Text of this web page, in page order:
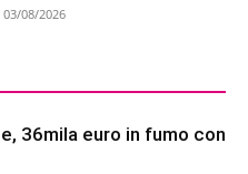
03/08/2026
36mila euro in fumo con